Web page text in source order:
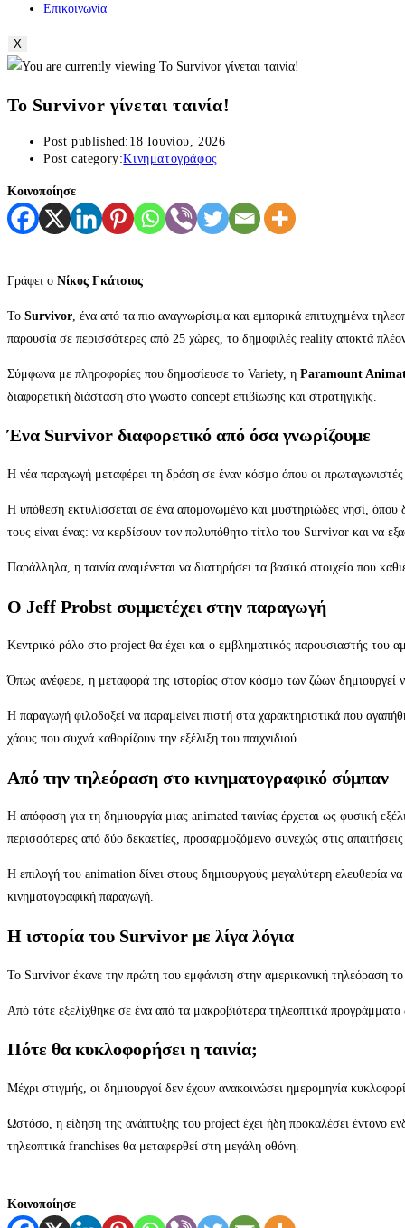
Επικοινωνία
X
Το Survivor γίνεται ταινία!
Post published: 18 Ιουνίου, 2026
Post category:Κινηματογράφος
Κοινοποίησε
Γράφει ο Νίκος Γκάτσιος
Το Survivor , ένα από τα πιο αναγνωρίσιμα και εμπορικά επιτυχημένα
παρουσία σε περισσότερες από 25 χώρες, το δημοφιλές reality αποκτά
Σύμφωνα με πληροφορίες που δημοσίευσε το Variety, η Paramount
διαφορετική διάσταση στο γνωστό concept επιβίωσης και στρατηγικής.
Ένα Survivor διαφορετικό από όσα γνωρίζουμε
Η νέα παραγωγή μεταφέρει τη δράση σε έναν κόσμο όπου οι
Η υπόθεση εκτυλίσσεται σε ένα απομονωμένο και μυστηριώδες νησί, όπου
τους είναι ένας: να κερδίσουν τον πολυπόθητο τίτλο του Survivor και να
Παράλληλα, η ταινία αναμένεται να διατηρήσει τα βασικά στοιχεία που
Ο Jeff Probst συμμετέχει στην παραγωγή
Κεντρικό ρόλο στο project θα έχει και ο εμβληματικός παρουσιαστής του
Όπως ανέφερε, η μεταφορά της ιστορίας στον κόσμο των ζώων δημιουργεί
Η παραγωγή φιλοδοξεί να παραμείνει πιστή στα χαρακτηριστικά που
χάους που συχνά καθορίζουν την εξέλιξη του παιχνιδιού.
Από την τηλεόραση στο κινηματογραφικό σύμπαν
Η απόφαση για τη δημιουργία μιας animated ταινίας έρχεται ως φυσική
περισσότερες από δύο δεκαετίες, προσαρμοζόμενο συνεχώς στις
Η επιλογή του animation δίνει στους δημιουργούς μεγαλύτερη ελευθερία
κινηματογραφική παραγωγή.
Η ιστορία του Survivor με λίγα λόγια
Το Survivor έκανε την πρώτη του εμφάνιση στην αμερικανική τηλεόραση
Από τότε εξελίχθηκε σε ένα από τα μακροβιότερα τηλεοπτικά
Πότε θα κυκλοφορήσει η ταινία;
Μέχρι στιγμής, οι δημιουργοί δεν έχουν ανακοινώσει ημερομηνία
Ωστόσο, η είδηση της ανάπτυξης του project έχει ήδη προκαλέσει έντονο
τηλεοπτικά franchises θα μεταφερθεί στη μεγάλη οθόνη.
Κοινοποίησε